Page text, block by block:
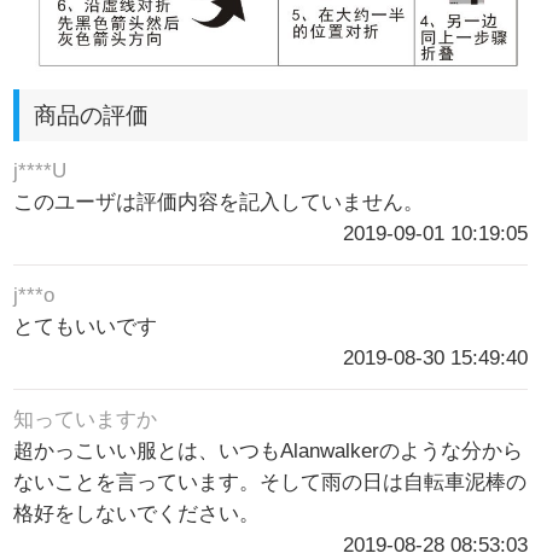
商品の評価
j****U
このユーザは評価内容を記入していません。
2019-09-01 10:19:05
j***o
とてもいいです
2019-08-30 15:49:40
知っていますか
超かっこいい服とは、いつもAlanwalkerのような分から
ないことを言っています。そして雨の日は自転車泥棒の
格好をしないでください。
2019-08-28 08:53:03